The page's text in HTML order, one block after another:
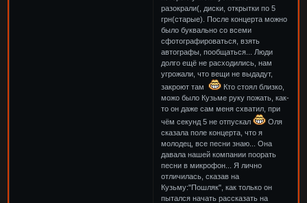
разокрали(, диски, открытки по 5
грн(старые). После концерта можно
было буквально со всеми
сфотографироваться, взять
автографы, пообщаться... Люди
долго ещё не расходились, нам
угрожали, что вещи не выдадут,
закроют там
Кто стоял близко,
можо было Кузьме руку пожать, как-
то он даже сам меня схватил, при
чём секунд 5 не отпускал
Оля
сказала поле концерта, что я
молодец, все песни знаю... Она
давала нашей компании поорать
песни в микрофон... Я лично
отличилась, сказав на
Кузьму:"Пошляк", как только он
пытался начать рассказать на